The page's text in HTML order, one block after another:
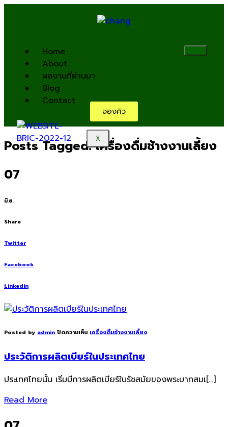
Home
About
ผลงานที่ผ่านมา
Blog
Contact
X
จองคิว
Posts Tagged: เครื่องดื่มช้างงานเลี้ยง
07
มิ.ย.
Share
Twitter
Facebook
Linkedin
Posted by admin ปิดความเห็น เครื่องดื่มช้างงานเลี้ยง
ประวัติการผลิตเบียร์ในประเทศไทย
ประเทศไทยนั้น เริ่มมีการผลิตเบียร์ในรัชสมัยของพระบาทสมเ[…]
Read More